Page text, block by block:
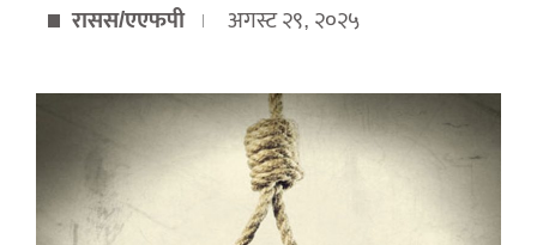
रासस/एएफपी अगस्ट २९, २०२५